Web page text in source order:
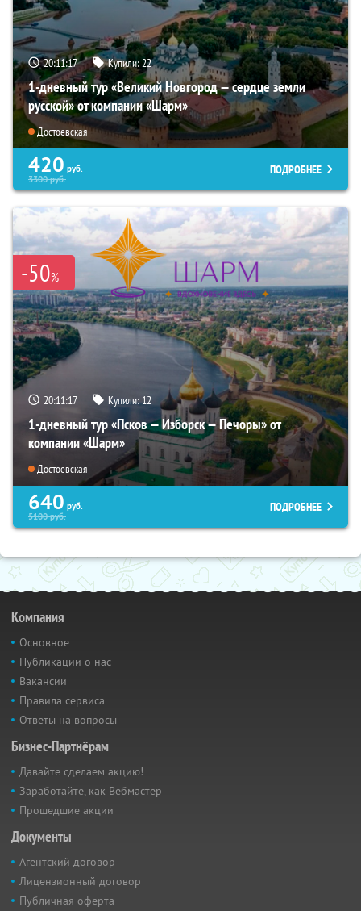
20:11:16 Купили:22
1-дневный тур «Великий Новгород — сердце земли
русской» от компании «Шарм»
Достоевская
420 руб.
3300руб.
ПОДРОБНЕЕ
-50%
20:11:16 Купили:12
1-дневный тур «Псков — Изборск — Печоры» от
компании «Шарм»
Достоевская
640 руб.
5100руб.
ПОДРОБНЕЕ
Компания
Основное
Публикации о нас
Вакансии
Правила сервиса
Ответы на вопросы
Бизнес-Партнёрам
Давайте сделаем акцию!
Заработайте, как Вебмастер
Прошедшие акции
Документы
Агентский договор
Лицензионный договор
Публичная оферта